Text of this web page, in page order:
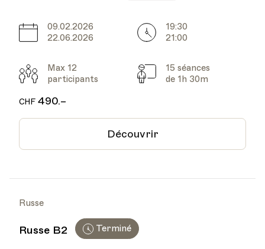
Date
09.02.2026
22.06.2026
Heure
19:30
21:00
Participants
Max 12
participants
Cours
15 séances
de 1h 30m
CHF490.–
Découvrir
Russe
Russe B2 Terminé